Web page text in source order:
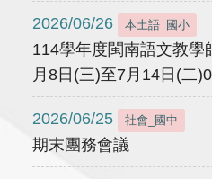
2026/06/26 本土語_國小
114學年度閩南語文教學
月8日(三)至7月14日(二
2026/06/25 社會_國中
期末團務會議